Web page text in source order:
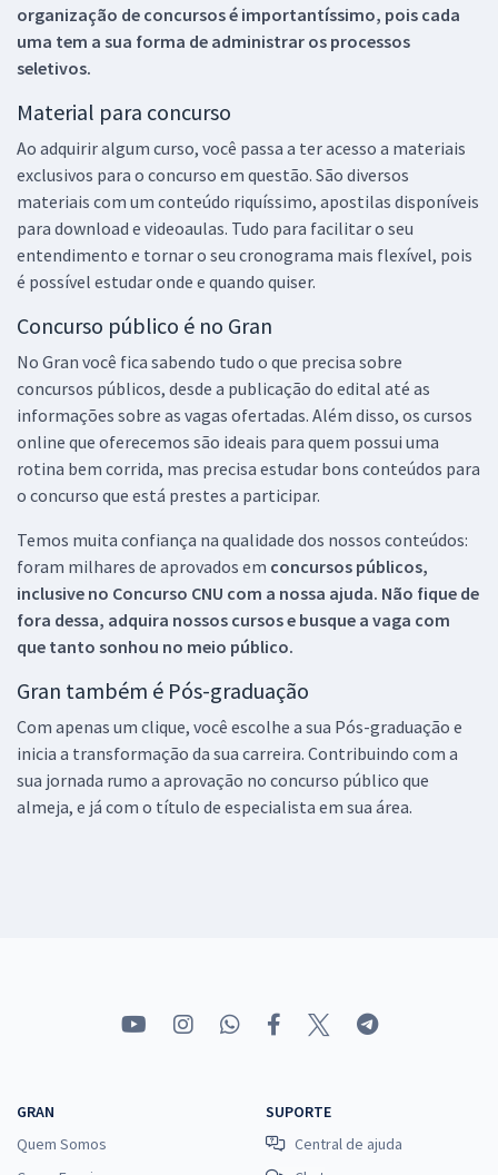
organização de concursos é importantíssimo, pois cada
uma tem a sua forma de administrar os processos
seletivos.
Material para concurso
Ao adquirir algum curso, você passa a ter acesso a materiais
exclusivos para o concurso em questão. São diversos
materiais com um conteúdo riquíssimo, apostilas disponíveis
para download e videoaulas. Tudo para facilitar o seu
entendimento e tornar o seu cronograma mais flexível, pois
é possível estudar onde e quando quiser.
Concurso público é no Gran
No Gran você fica sabendo tudo o que precisa sobre
concursos públicos, desde a publicação do edital até as
informações sobre as vagas ofertadas. Além disso, os cursos
online que oferecemos são ideais para quem possui uma
rotina bem corrida, mas precisa estudar bons conteúdos para
o concurso que está prestes a participar.
Temos muita confiança na qualidade dos nossos conteúdos:
foram milhares de aprovados em concursos públicos,
inclusive no Concurso CNU com a nossa ajuda. Não fique de
fora dessa, adquira nossos cursos e busque a vaga com
que tanto sonhou no meio público.
Gran também é Pós-graduação
Com apenas um clique, você escolhe a sua Pós-graduação e
inicia a transformação da sua carreira. Contribuindo com a
sua jornada rumo a aprovação no concurso público que
almeja, e já com o título de especialista em sua área.
GRAN
Quem Somos
SUPORTE
Central de ajuda